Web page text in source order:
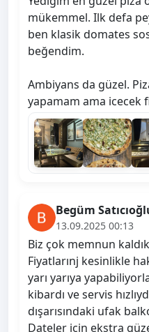
mükemmel. Ilk defa
ben klasik domates
beğendim.
Ambiyans da güzel.
yapamam ama icecek
Begüm
13.09.2025 00:13
Biz çok memnun
Fiyatlarınj kesinlikle
yarı yarıya
kibardı ve servis
dışarısındaki ufak
Dateler için ekstra